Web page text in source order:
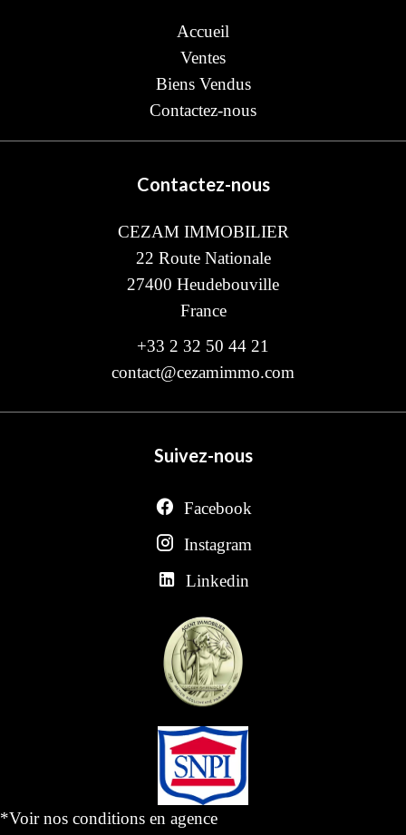
Accueil
Ventes
Biens Vendus
Contactez-nous
Contactez-nous
CEZAM IMMOBILIER
22 Route Nationale
27400 Heudebouville
France
+33 2 32 50 44 21
contact@cezamimmo.com
Suivez-nous
Facebook
Instagram
Linkedin
*Voir nos conditions en agence